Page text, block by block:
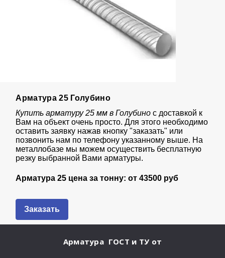
Арматура 25 Голубино
Купить арматуру 25 мм в Голубинос доставкой к
Вам на объект очень просто. Для этого необходимо
оставить заявку нажав кнопку "заказать" или
позвонить нам по телефону указанному выше. На
металлобазе мы можем осуществить бесплатную
резку выбранной Вами арматуры.
Арматура 25 цена за тонну: от43500 руб
Заказать
Арматура ГОСТ и ТУ от